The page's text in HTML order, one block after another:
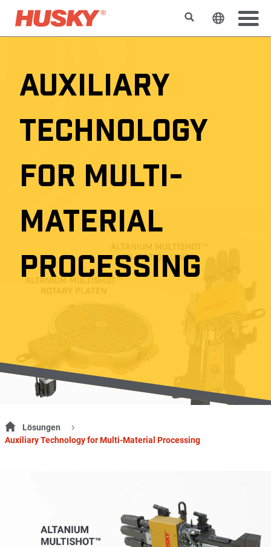
SuchenSprache
AUXILIARY
TECHNOLOGY
FOR MULTI-
MATERIAL
PROCESSING
Lösungen
Auxiliary Technology for Multi-Material Processing